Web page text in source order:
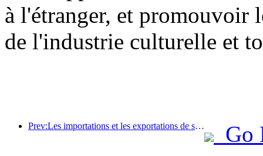
à l'étranger, et promouvoir
de l'industrie culturelle et
Prev:Les importations et les exportations de services de voyage ont atteint 1 080,29 milliards de yuans au premier semestre de l'année
Go